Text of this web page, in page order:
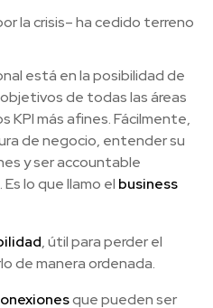
la crisis– ha cedido terreno
está en la posibilidad de
de todas las áreas
KPI más afines. Fácilmente,
de negocio, entender su
y ser accountable
lo que llamo el business
, útil para perder el
de manera ordenada.
que pueden ser